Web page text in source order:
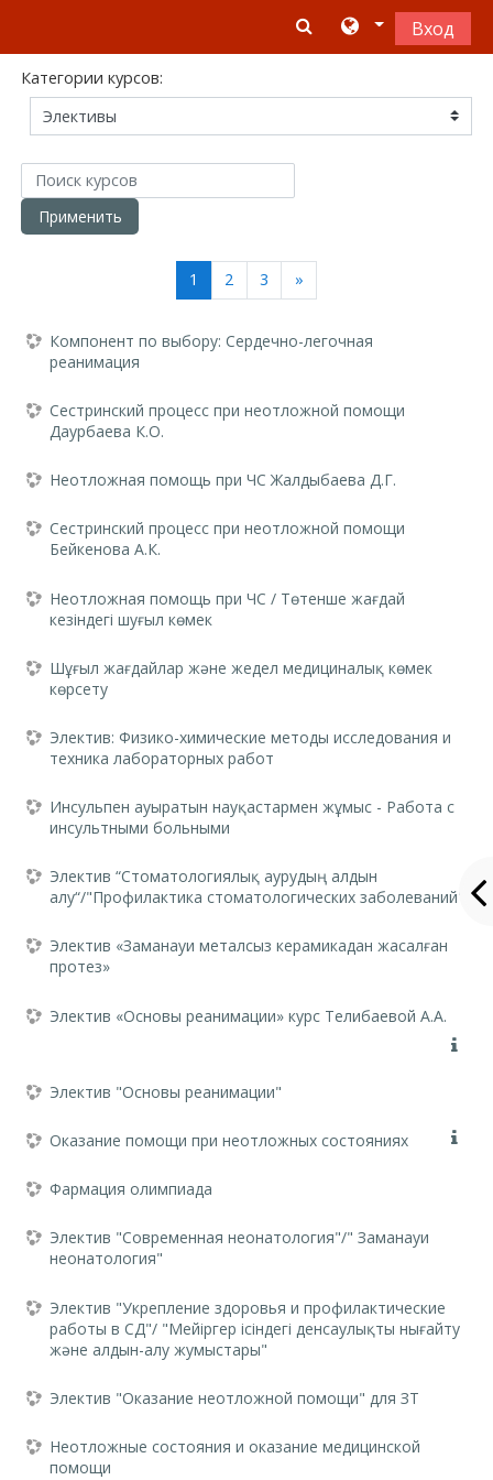
Вход
Категории курсов:
Поиск курсов
Применить
1 (текущая)
2 3 »Далее
Компонент по выбору: Сердечно-легочная
реанимация
Сестринский процесс при неотложной помощи
Даурбаева К.О.
Неотложная помощь при ЧС Жалдыбаева Д.Г.
Сестринский процесс при неотложной помощи
Бейкенова А.К.
Неотложная помощь при ЧС / Төтенше жағдай
кезіндегі шуғыл көмек
Шұғыл жағдайлар және жедел медициналық көмек
көрсету
Электив: Физико-химические методы исследования и
техника лабораторных работ
Инсульпен ауыратын науқастармен жұмыс - Работа с
инсультными больными
Электив “Стоматологиялық аурудың алдын
алу“/"Профилактика стоматологических заболеваний"
Электив «Заманауи металсыз керамикадан жасалған
протез»
Электив «Основы реанимации» курс Телибаевой А.А.
Электив "Основы реанимации"
Оказание помощи при неотложных состояниях
Фармация олимпиада
Электив "Современная неонатология"/" Заманауи
неонатология"
Электив "Укрепление здоровья и профилактические
работы в СД"/ "Мейіргер ісіндегі денсаулықты нығайту
және алдын-алу жумыстары"
Электив "Оказание неотложной помощи" для ЗТ
Неотложные состояния и оказание медицинской
помощи